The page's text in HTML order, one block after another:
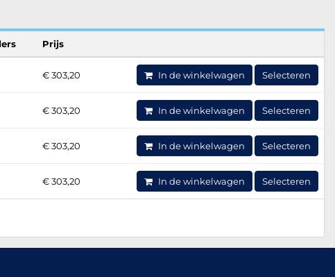
Prijs
€ 303,20 In de winkelwagen Selecteren
€ 303,20 In de winkelwagen Selecteren
€ 303,20 In de winkelwagen Selecteren
€ 303,20 In de winkelwagen Selecteren